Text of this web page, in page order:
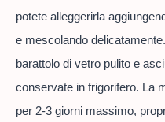
potete alleggerirla
e mescolando
barattolo di vetro pulito e
conservate in frigorifero. La
per 2-3 giorni massimo,